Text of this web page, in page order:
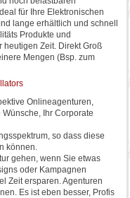
für Ihre Elektronischen
lange erhältlich und schnell
Produkte und
Zeit. Direkt Groß
Mengen (Bsp. zum
Onlineagenturen,
Ihr Corporate
so dass diese
können.
gehen, wenn Sie etwas
oder Kampagnen
Zeit ersparen. Agenturen
Es ist eben besser, Profis